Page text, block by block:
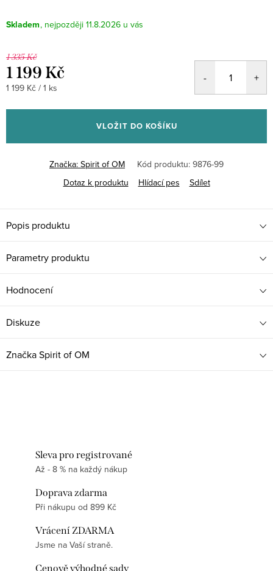
Skladem 11.8.2026
1 335 Kč
1 199 Kč
Měrná
1 199 Kč / 1 ks
VLOŽIT DO KOŠÍKU
Značka: Spirit of OM Kód produktu: 9876-99
Dotaz k produktu
Hlídací pes Sdílet
Popis produktu
Parametry produktu
Hodnocení
Diskuze
ZnačkaSpirit of OM
Sleva pro registrované
Až - 8 % na každý nákup
Doprava zdarma
Při nákupu od 899 Kč
Vrácení ZDARMA
Jsme na Vaší straně.
Cenově výhodné sady